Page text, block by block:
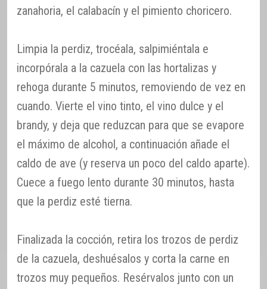
zanahoria, el calabacín y el pimiento choricero.
Limpia la perdiz, trocéala, salpimiéntala e
incorpórala a la cazuela con las hortalizas y
rehoga durante 5 minutos, removiendo de vez en
cuando. Vierte el vino tinto, el vino dulce y el
brandy, y deja que reduzcan para que se evapore
el máximo de alcohol, a continuación añade el
caldo de ave (y reserva un poco del caldo aparte).
Cuece a fuego lento durante 30 minutos, hasta
que la perdiz esté tierna.
Finalizada la cocción, retira los trozos de perdiz
de la cazuela, deshuésalos y corta la carne en
trozos muy pequeños. Resérvalos junto con un